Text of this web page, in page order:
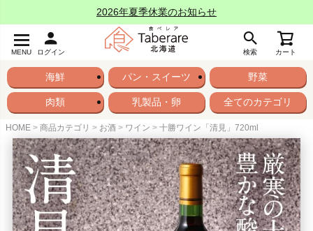
2026年夏季休業のお知らせ
MENU ログイン 検索 カート
海鮮 パン・スイーツ 野菜
肉類 乳製品・卵 全てのカテゴリ
HOME 商品カテゴリ お酒 ワイン 十勝ワイン「清見」720ml